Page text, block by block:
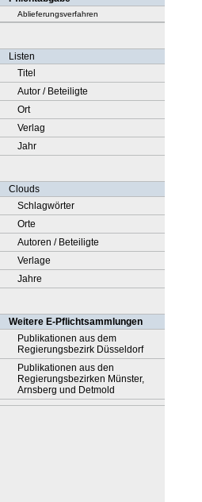
Ablieferungsverfahren
Listen
Titel
Autor / Beteiligte
Ort
Verlag
Jahr
Clouds
Schlagwörter
Orte
Autoren / Beteiligte
Verlage
Jahre
Weitere E-Pflichtsammlungen
Publikationen aus dem
Regierungsbezirk Düsseldorf
Publikationen aus den
Regierungsbezirken Münster,
Arnsberg und Detmold